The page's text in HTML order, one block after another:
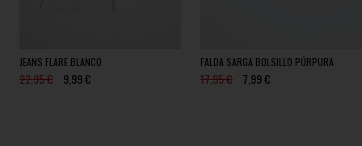
JEANS FLARE BLANCO
22,95 € 9,99 €
FALDA SARGA BOLSILLO PÚRPURA
17,95 € 7,99 €